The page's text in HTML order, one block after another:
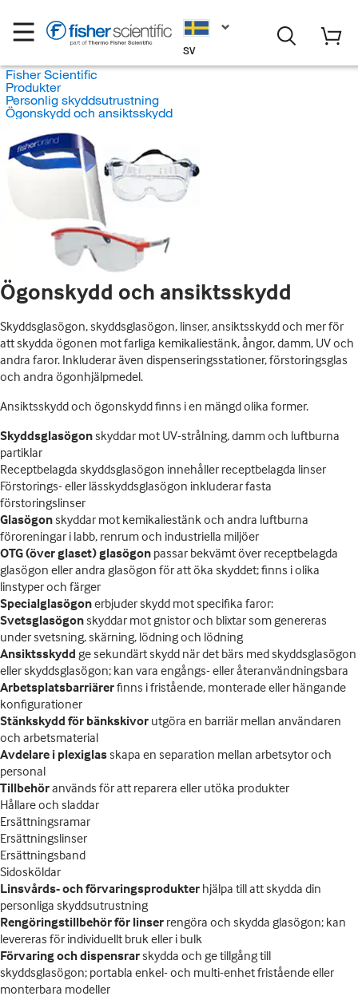
SV
Fisher Scientific
Produkter
Personlig skyddsutrustning
Ögonskydd och ansiktsskydd
Ögonskydd och ansiktsskydd
Skyddsglasögon, skyddsglasögon, linser, ansiktsskydd och mer för
att skydda ögonen mot farliga kemikaliestänk, ångor, damm, UV och
andra faror. Inkluderar även dispenseringsstationer, förstoringsglas
och andra ögonhjälpmedel.
Ansiktsskydd och ögonskydd finns i en mängd olika former.
Skyddsglasögonskyddar mot UV-strålning, damm och luftburna
partiklar
Receptbelagda skyddsglasögon innehåller receptbelagda linser
Förstorings- eller lässkyddsglasögon inkluderar fasta
förstoringslinser
Glasögonskyddar mot kemikaliestänk och andra luftburna
föroreningar i labb, renrum och industriella miljöer
OTG (över glaset) glasögon passar bekvämt över receptbelagda
glasögon eller andra glasögon för att öka skyddet; finns i olika
linstyper och färger
Specialglasögonerbjuder skydd mot specifika faror:
Svetsglasögonskyddar mot gnistor och blixtar som genereras
under svetsning, skärning, lödning och lödning
Ansiktsskydd ge sekundärt skydd när det bärs med skyddsglasögon
eller skyddsglasögon; kan vara engångs- eller återanvändningsbara
Arbetsplatsbarriärerfinns i fristående, monterade eller hängande
konfigurationer
Stänkskydd för bänkskivor utgöra en barriär mellan användaren
och arbetsmaterial
Avdelare i plexiglasskapa en separation mellan arbetsytor och
personal
Tillbehöranvänds för att reparera eller utöka produkter
Hållare och sladdar
Ersättningsramar
Ersättningslinser
Ersättningsband
Sidosköldar
Linsvårds- och förvaringsprodukter hjälpa till att skydda din
personliga skyddsutrustning
Rengöringstillbehör för linser rengöra och skydda glasögon; kan
levereras för individuellt bruk eller i bulk
Förvaring och dispensrarskydda och ge tillgång till
skyddsglasögon; portabla enkel- och multi-enhet fristående eller
monterbara modeller